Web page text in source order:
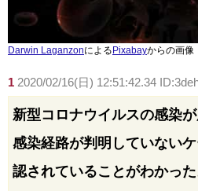
Darwin Laganzonによる Pixabayからの画像
1 2020/02/16(日) 12:51:42.34
新型コロナウイルスの感染
感染経路が判明していない
認されていることがわかった